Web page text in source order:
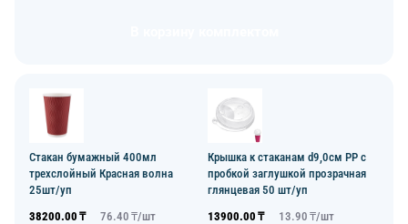
Стакан бумажный 400мл
трехслойный Красная волна
25шт/уп
38200.00 ₸ 76.40 ₸/шт
Крышка к стаканам d9,0см PP с
пробкой заглушкой прозрачная
глянцевая 50 шт/уп
13900.00 ₸ 13.90 ₸/шт